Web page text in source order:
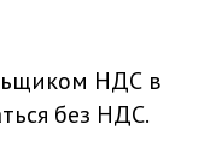
НДС в
без НДС.